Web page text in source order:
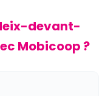
devant-
Mobicoop ?